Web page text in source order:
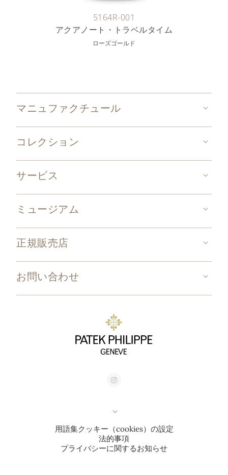
5164R-001
アクアノート・トラベルタイム
ローズゴールド
マニュファクチュール
コレクション
サービス
ミュージアム
正規販売店
お問い合わせ
用語集クッキー（cookies）の設定
法的事項
プライバシーに関するお知らせ